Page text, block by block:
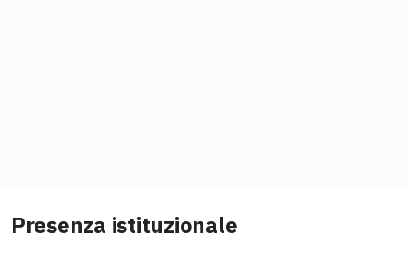
Presenza istituzionale